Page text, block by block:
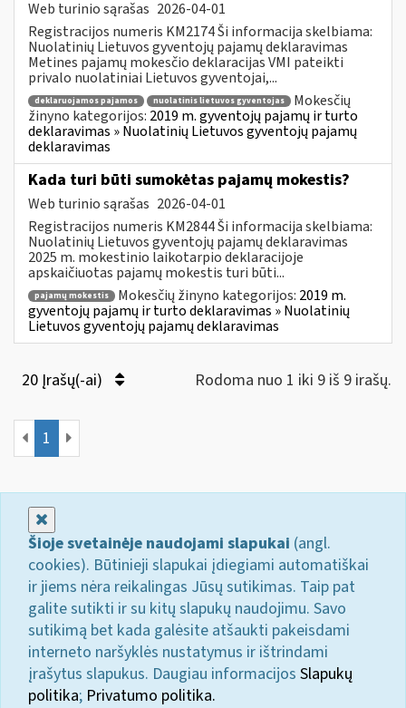
Web turinio sąrašas 2026-04-01
Registracijos numeris KM2174 Ši informacija skelbiama:
Nuolatinių Lietuvos gyventojų pajamų deklaravimas
Metines pajamų mokesčio deklaracijas VMI pateikti
privalo nuolatiniai Lietuvos gyventojai,...
deklaruojamos pajamos nuolatinis lietuvos gyventojas
Mokesčių
žinyno kategorijos: 2019 m. gyventojų pajamų ir turto
deklaravimas » Nuolatinių Lietuvos gyventojų pajamų
deklaravimas
Kada turi būti sumokėtas pajamų mokestis?
Web turinio sąrašas 2026-04-01
Registracijos numeris KM2844 Ši informacija skelbiama:
Nuolatinių Lietuvos gyventojų pajamų deklaravimas
2025 m. mokestinio laikotarpio deklaracijoje
apskaičiuotas pajamų mokestis turi būti...
pajamų mokestis Mokesčių žinyno kategorijos: 2019 m.
gyventojų pajamų ir turto deklaravimas » Nuolatinių
Lietuvos gyventojų pajamų deklaravimas
20 Įrašų(-ai) Rodoma nuo 1 iki 9 iš 9 irašų.
1
Šioje svetainėje naudojami slapukai (angl.
cookies). Būtinieji slapukai įdiegiami automatiškai
ir jiems nėra reikalingas Jūsų sutikimas. Taip pat
galite sutikti ir su kitų slapukų naudojimu. Savo
sutikimą bet kada galėsite atšaukti pakeisdami
interneto naršyklės nustatymus ir ištrindami
įrašytus slapukus. Daugiau informacijos Slapukų
politika; Privatumo politika.